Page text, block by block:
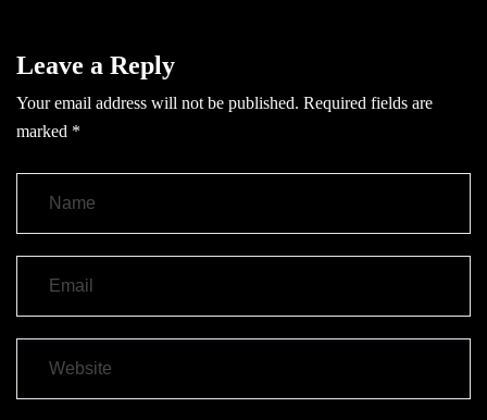
Leave a Reply
Your email address will not be published. Required fields are
marked *